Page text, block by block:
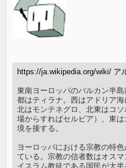
https://ja.wikipedia.org/wiki/ ア
東南ヨーロッパのバルカン半
都はティラナ。西はアドリア
北はモンテネグロ、北東はコ
場からすればセルビア）、東
境を接する。
ヨーロッパにおける宗教の特
ている。宗教の信者数はオス
イスラム教徒である国民が大